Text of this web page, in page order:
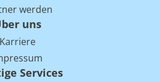
werden
uns
Karriere
Services